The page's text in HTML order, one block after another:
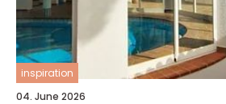
inspiration
04. June 2026